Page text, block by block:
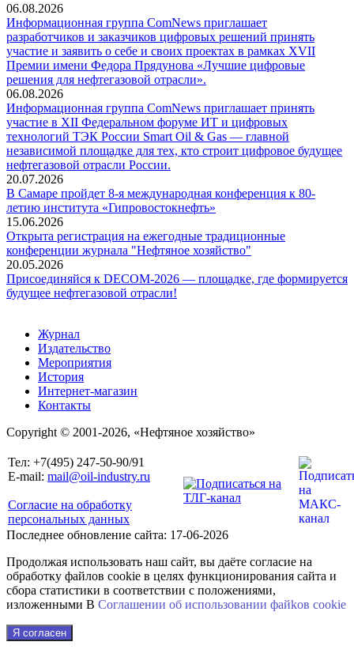
06.08.2026
Информационная группа ComNews приглашает
разработчиков и заказчиков цифровых решений принять
участие и заявить о себе и своих проектах в рамках XVII
Премии имени Федора Прядунова «Лучшие цифровые
решения для нефтегазовой отрасли».
06.08.2026
Информационная группа ComNews приглашает принять
участие в XII Федеральном форуме ИТ и цифровых
технологий ТЭК России Smart Oil & Gas — главной
независимой площадке для тех, кто строит цифровое будущее
нефтегазовой отрасли России.
20.07.2026
В Самаре пройдет 8-я международная конференция к 80-
летию института «Гипровостокнефть»
15.06.2026
Открыта регистрация на ежегодные традиционные
конференции журнала "Нефтяное хозяйство"
20.05.2026
Присоединяйся к DECOM-2026 — площадке, где формируется
будущее нефтегазовой отрасли!
Журнал
Издательство
Мероприятия
История
Интернет-магазин
Контакты
Copyright © 2001-2026, «Нефтяное хозяйство»
Тел: +7(495) 247-50-90/91
E-mail: mail@oil-industry.ru
Согласие на обработку
персональных данных
Последнее обновление сайта: 17-06-2026
Продолжая использовать наш сайт, вы даёте согласие на
обработку файлов cookie в целях функционирования сайта и
сбора статистики в соответствии с положениями,
изложенными В Соглашении об использовании файkов cookie
Я согласен